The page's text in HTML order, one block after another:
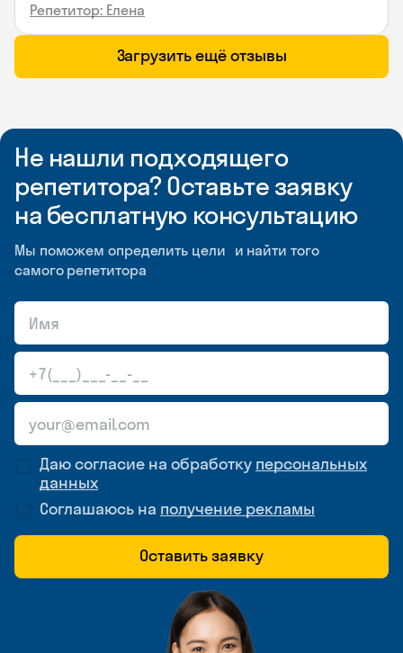
Репетитор: Елена
Загрузить ещё отзывы
Не нашли подходящего
репетитора? Оставьте заявку
на бесплатную консультацию
Мы поможем определить цели и найти того
самого репетитора
Даю согласие на обработку персональных
данных
Соглашаюсь на получение рекламы
Оставить заявку